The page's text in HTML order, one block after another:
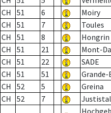
CH
51 6 Moiry
CH
51 7 Toules
CH
51 8 Hongrin
CH
51 21 Mont-
CH
51 22 SADE
CH
51 51 Grande-
CH
52 5 Greina
CH
52 7 Justistal